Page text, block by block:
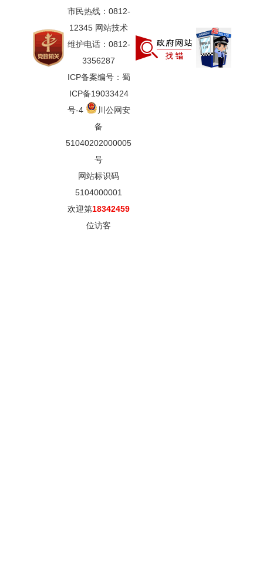
市民热线：0812-
12345 网站技术
维护电话：0812-
3356287
ICP备案编号：蜀
ICP备19033424
号-4
川公网安
备
51040202000005
号
网站标识码
5104000001
欢迎第18342459
位访客